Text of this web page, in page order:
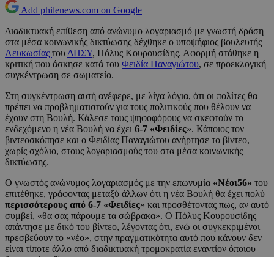
Add philenews.com on Google
Διαδικτυακή επίθεση από ανώνυμο λογαριασμό με γνωστή δράση
στα μέσα κοινωνικής δικτύωσης δέχθηκε ο υποψήφιος βουλευτής
Λευκωσίας του ΔΗΣΥ, Πόλυς Κουρουσίδης. Αφορμή στάθηκε η
κριτική που άσκησε κατά του Φειδία Παναγιώτου, σε προεκλογική
συγκέντρωση σε σωματείο.
Στη συγκέντρωση αυτή ανέφερε, με λίγα λόγια, ότι οι πολίτες θα
πρέπει να προβληματιστούν για τους πολιτικούς που θέλουν να
έχουν στη Βουλή. Κάλεσε τους ψηφοφόρους να σκεφτούν το
ενδεχόμενο η νέα Βουλή να έχει 6-7 «Φειδίες». Κάποιος τον
βιντεοσκόπησε και ο Φειδίας Παναγιώτου ανήρτησε το βίντεο,
χωρίς σχόλιο, στους λογαριασμούς του στα μέσα κοινωνικής
δικτύωσης.
Ο γνωστός ανώνυμος λογαριασμός με την επωνυμία «Νέοι56» του
επιτέθηκε, γράφοντας μεταξύ άλλων ότι η νέα Βουλή θα έχει πολύ
περισσότερους από 6-7 «Φειδίες» και προσθέτοντας πως, αν αυτό
συμβεί, «θα σας πάρουμε τα σώβρακα». Ο Πόλυς Κουρουσίδης
απάντησε με δικό του βίντεο, λέγοντας ότι, ενώ οι συγκεκριμένοι
πρεσβεύουν το «νέο», στην πραγματικότητα αυτό που κάνουν δεν
είναι τίποτε άλλο από διαδικτυακή τρομοκρατία εναντίον όποιου